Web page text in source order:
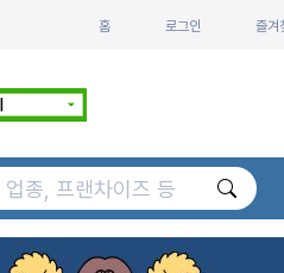
홈 로그인 즐겨